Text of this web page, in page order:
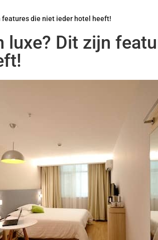
features die niet ieder hotel heeft!
luxe? Dit zijn